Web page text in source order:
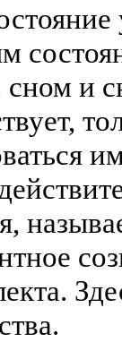
сном и